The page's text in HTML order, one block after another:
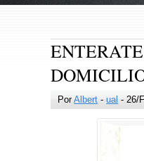
PorAlbert -ual - 26/